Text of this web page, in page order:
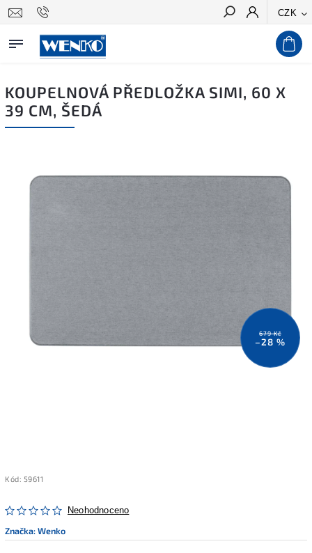
CZK
Hledat
KOUPELNOVÁ PŘEDLOŽKA SIMI, 60 X
39 CM, ŠEDÁ
679 Kč
–28 %
Kód: 59611
Neohodnoceno
Značka:Wenko